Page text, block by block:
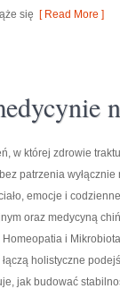
się [ Read More ]
w której zdrowie
patrzenia
emocje i
oraz medycyną
Homeopatia i
holistyczne
jak budować